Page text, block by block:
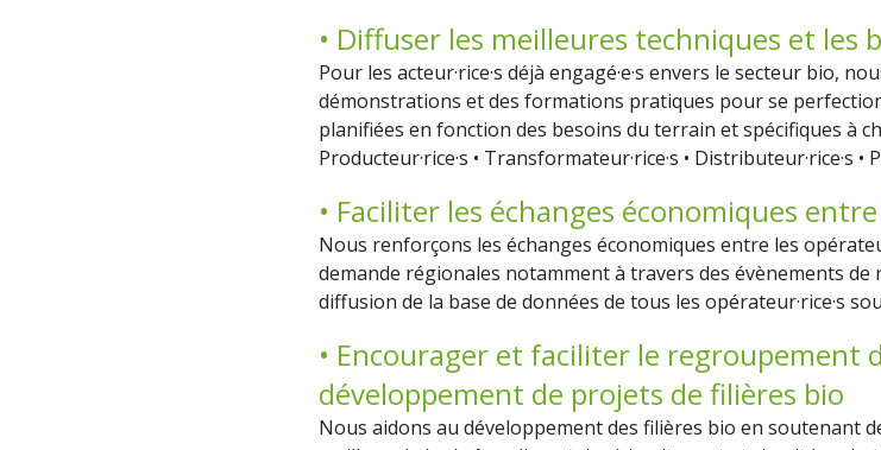
• Diffuser les meilleures techniques et les
Pour les acteur·rice·s déjà engagé·e·s envers le secteur bio,
démonstrations et des formations pratiques pour se
planifiées en fonction des besoins du terrain et spécifiques à
Producteur·rice·s • Transformateur·rice·s • Distributeur·rice·s •
• Faciliter les échanges économiques
Nous renforçons les échanges économiques entre les
demande régionales notamment à travers des évènements de
diffusion de la base de données de tous les opérateur·rice·s
• Encourager et faciliter le regroupement
développement de projets de filières bio
Nous aidons au développement des filières bio en soutenant